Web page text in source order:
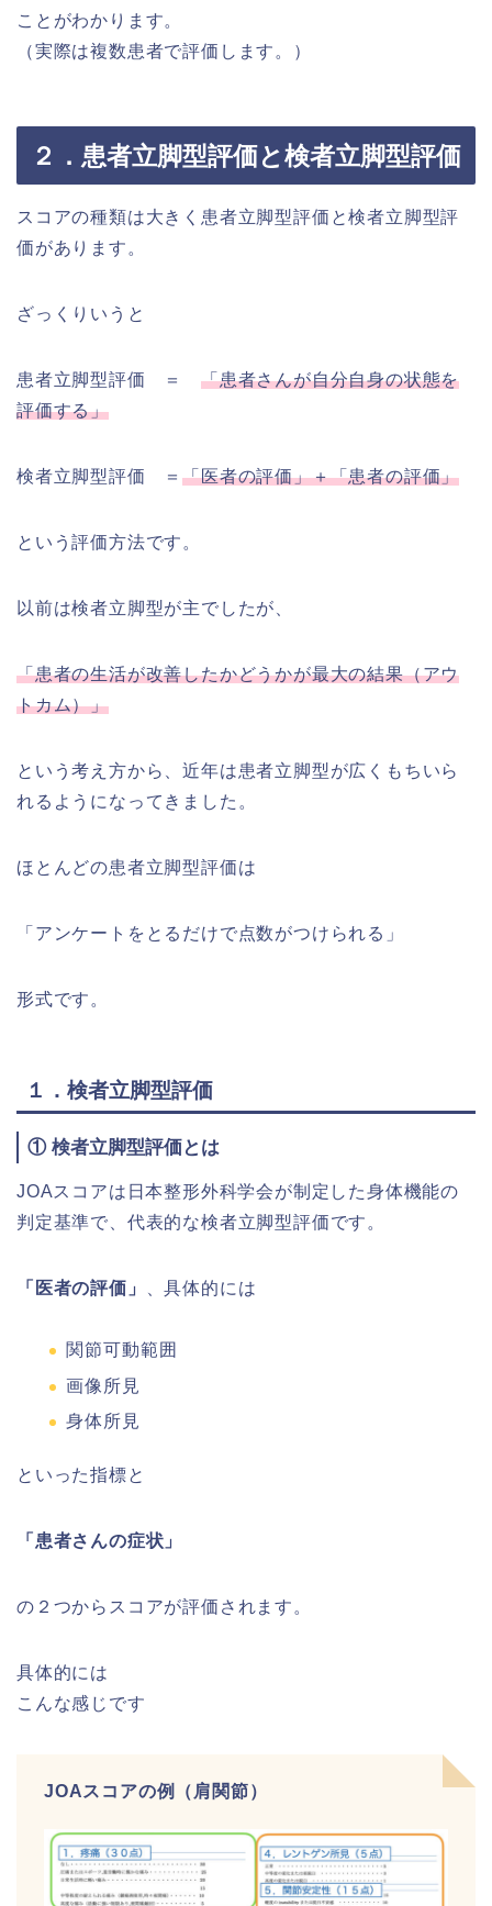
ことがわかります。
（実際は複数患者で評価します。）
２．患者立脚型評価と検者立脚型評価
スコアの種類は大きく患者立脚型評価と検者立脚型評
価があります。
ざっくりいうと
患者立脚型評価 ＝「患者さんが自分自身の状態を
評価する」
検者立脚型評価 ＝「医者の評価」＋「患者の評価」
という評価方法です。
以前は検者立脚型が主でしたが、
「患者の生活が改善したかどうかが最大の結果（アウ
トカム）」
という考え方から、近年は患者立脚型が広くもちいら
れるようになってきました。
ほとんどの患者立脚型評価は
「アンケートをとるだけで点数がつけられる」
形式です。
１．検者立脚型評価
① 検者立脚型評価とは
JOAスコアは日本整形外科学会が制定した身体機能の
判定基準で、代表的な検者立脚型評価です。
「医者の評価」 、具体的には
関節可動範囲
画像所見
身体所見
といった指標と
「患者さんの症状」
の２つからスコアが評価されます。
具体的には
こんな感じです
JOAスコアの例（肩関節）